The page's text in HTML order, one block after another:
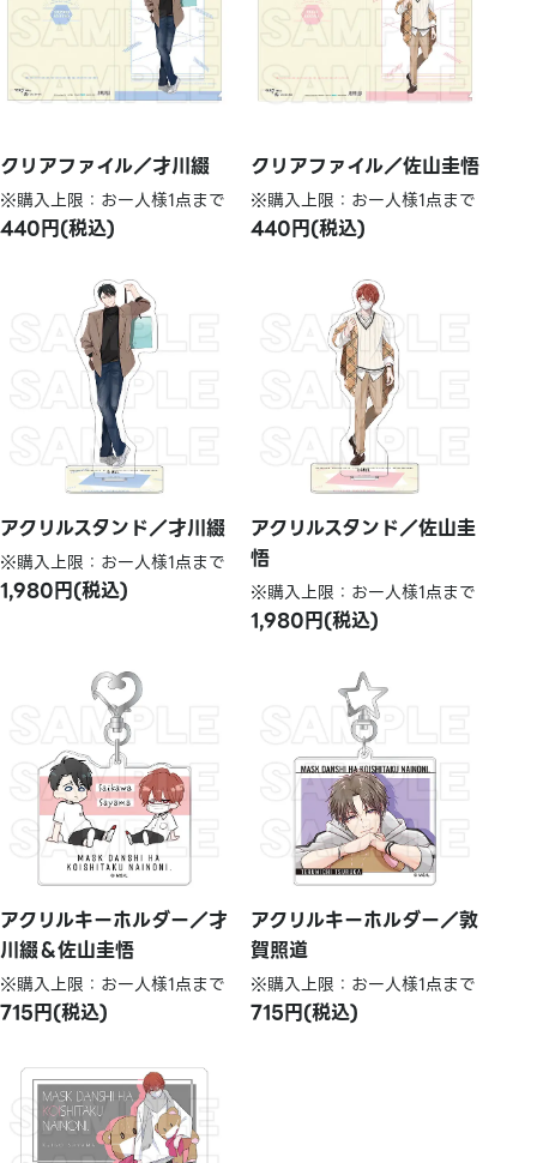
クリアファイル／才川綴
※購入上限：お一人様1点まで
440円(税込)
クリアファイル／佐山圭悟
※購入上限：お一人様1点まで
440円(税込)
アクリルスタンド／才川綴
※購入上限：お一人様1点まで
1,980円(税込)
アクリルスタンド／佐山圭
悟
※購入上限：お一人様1点まで
1,980円(税込)
アクリルキーホルダー／才
川綴＆佐山圭悟
※購入上限：お一人様1点まで
715円(税込)
アクリルキーホルダー／敦
賀照道
※購入上限：お一人様1点まで
715円(税込)